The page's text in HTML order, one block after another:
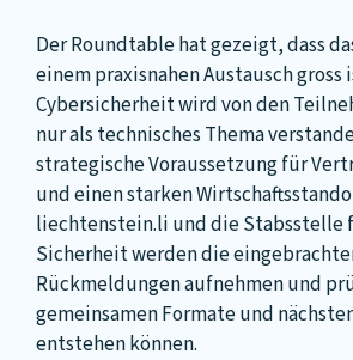
Der Roundtable hat gezeigt, dass
einem praxisnahen Austausch gross
Cybersicherheit wird von den
nur als technisches Thema
strategische Voraussetzung für
und einen starken
liechtenstein.li und die Stabsstelle
Sicherheit werden die
Rückmeldungen aufnehmen und
gemeinsamen Formate und
entstehen können.